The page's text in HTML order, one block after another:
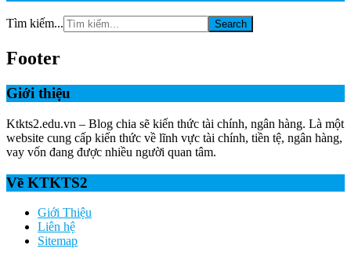
Tìm kiếm...
Footer
Giới thiệu
Ktkts2.edu.vn – Blog chia sẽ kiến thức tài chính, ngân hàng. Là một
website cung cấp kiến thức về lĩnh vực tài chính, tiền tệ, ngân hàng,
vay vốn đang được nhiều người quan tâm.
Về KTKTS2
Giới Thiệu
Liên hệ
Sitemap